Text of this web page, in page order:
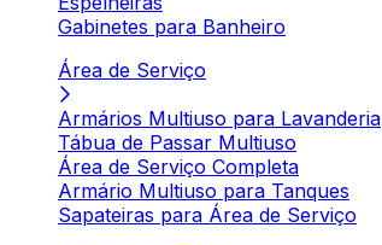
Gabinetes para Banheiro
Área de Serviço
Armários Multiuso para Lavanderia
Tábua de Passar Multiuso
Área de Serviço Completa
Armário Multiuso para Tanques
Sapateiras para Área de Serviço